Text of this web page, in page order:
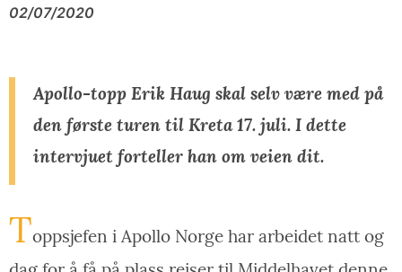
02/07/2020
Apollo-topp Erik Haug skal selv være med på
den første turen til Kreta 17. juli. I dette
intervjuet forteller han om veien dit.
Toppsjefen i Apollo Norge har arbeidet natt og